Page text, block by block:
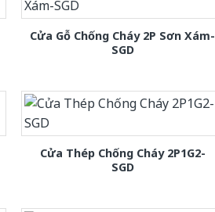
Cửa Gỗ Chống Cháy 2P Sơn Xám-
SGD
Cửa Thép Chống Cháy 2P1G2-
SGD